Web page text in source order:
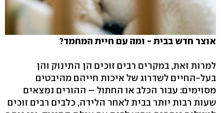
אוצר חדש בבית - ומה עם חיית המחמד?
למרות זאת, במקרים רבים זוכים הן התינוק והן
בעל-החיים לשדרוג של איכות חייהם מהיבטים
מסוימים: עבור הכלב או החתול – ההורים נמצאים
שעות רבות יותר בבית לאחר הלידה, כלבים רבים זוכים